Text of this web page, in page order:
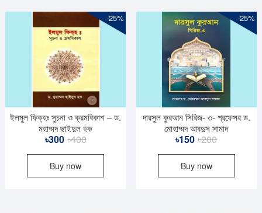
-25%
ইলমুল ফিক্‌হঃ সুচনা ও ক্রমবিকাশ – ড.
মুহাম্মদ ছাইদুল হক
৳400Original
price
৳400.
৳300
Current
price
৳300.
Buy now
-25%
দারসুল কুরআন সিরিজ- ৩- প্রফেসর ড.
মোহাম্মদ আবদুস সামাদ
৳200Original
price
৳200.
৳150
Current
price
৳150.
Buy now